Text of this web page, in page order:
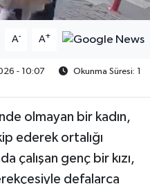
A- A+
- 10:07
Okunma Süresi: 1
olmayan bir kadın,
ederek ortalığı
çalışan genç bir kızı,
defalarca